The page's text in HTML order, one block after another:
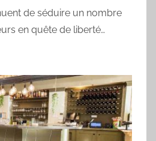
de séduire un nombre
en quête de liberté…